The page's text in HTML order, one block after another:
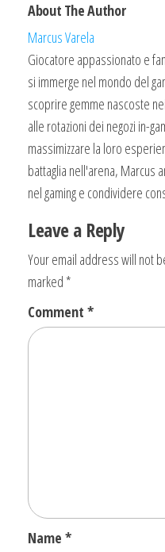
About The Author
Marcus Varela
Giocatore appassionato e
si immerge nel mondo del
scoprire gemme nascoste
alle rotazioni dei negozi in-
massimizzare la loro
battaglia nell'arena, Marcus
nel gaming e condividere
Leave a Reply
Your email address will not
marked *
Comment *
Name *